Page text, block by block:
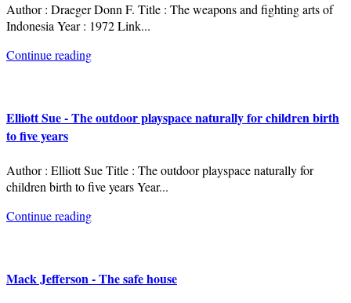
Author : Draeger Donn F. Title : The weapons and fighting arts of
Indonesia Year : 1972 Link...
Continue reading
Elliott Sue - The outdoor playspace naturally for children birth
to five years
Author : Elliott Sue Title : The outdoor playspace naturally for
children birth to five years Year...
Continue reading
Mack Jefferson - The safe house